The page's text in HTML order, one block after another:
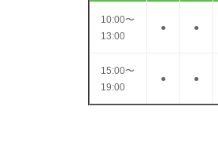
10:00〜
13:00
● ●
15:00〜
19:00
● ●